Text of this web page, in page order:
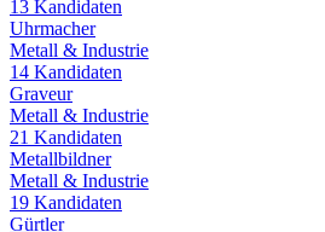
13 Kandidaten
Uhrmacher
Metall & Industrie
14 Kandidaten
Graveur
Metall & Industrie
21 Kandidaten
Metallbildner
Metall & Industrie
19 Kandidaten
Gürtler